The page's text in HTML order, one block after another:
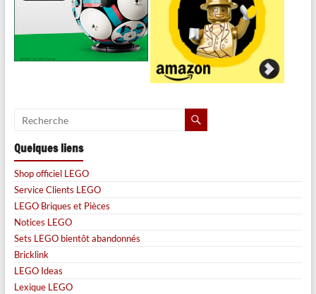
Quelques liens
Shop officiel LEGO
Service Clients LEGO
LEGO Briques et Pièces
Notices LEGO
Sets LEGO bientôt abandonnés
Bricklink
LEGO Ideas
Lexique LEGO